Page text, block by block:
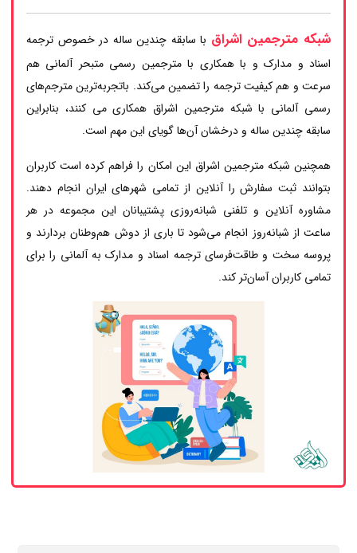
شبکه مترجمین اشراق با سابقه چندین ساله در خصوص ترجمه
اسناد و مدارک و با همکاری با مترجمین رسمی متبحر آلمانی هم
سرعت و هم کیفیت ترجمه را تضمین می‌کند. باتجربه‌ترین مترجم‌های
رسمی آلمانی با شبکه مترجمین اشراق همکاری می کنند، بنابراین
سابقه چندین ساله و درخشان آن‌ها گویای این مهم است.
همچنین شبکه مترجمین اشراق این امکان را فراهم کرده است کاربران
بتوانند ثبت سفارش را آنلاین از تمامی شهرهای ایران انجام دهند.
مشاوره آنلاین و تلفنی شبانه‌روزی پشتیبانان این مجموعه در هر
ساعت از شبانه‌روز انجام می‌شود تا باری از دوش هم‌وطنان بردارند و
پروسه سخت و طاقت‌فرسای ترجمه اسناد و مدارک به آلمانی را برای
تمامی کاربران آسان‌تر کند.